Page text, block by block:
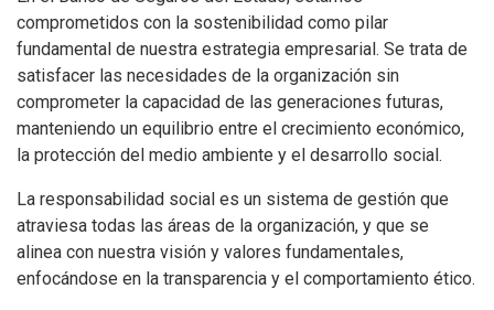
comprometidos con la sostenibilidad como pilar
fundamental de nuestra estrategia empresarial. Se trata de
satisfacer las necesidades de la organización sin
comprometer la capacidad de las generaciones futuras,
manteniendo un equilibrio entre el crecimiento económico,
la protección del medio ambiente y el desarrollo social.
La responsabilidad social es un sistema de gestión que
atraviesa todas las áreas de la organización, y que se
alinea con nuestra visión y valores fundamentales,
enfocándose en la transparencia y el comportamiento ético.